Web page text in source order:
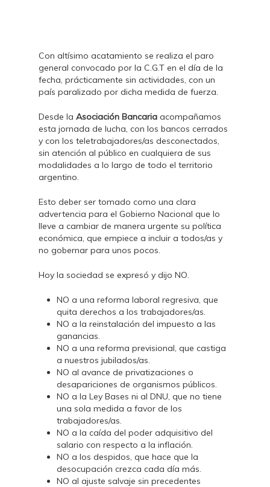
Con altísimo acatamiento se realiza el paro
general convocado por la C.G.T en el día de la
fecha, prácticamente sin actividades, con un
país paralizado por dicha medida de fuerza.
Desde laAsociación Bancaria acompañamos
esta jornada de lucha, con los bancos cerrados
y con los teletrabajadores/as desconectados,
sin atención al público en cualquiera de sus
modalidades a lo largo de todo el territorio
argentino.
Esto deber ser tomado como una clara
advertencia para el Gobierno Nacional que lo
lleve a cambiar de manera urgente su política
económica, que empiece a incluir a todos/as y
no gobernar para unos pocos.
Hoy la sociedad se expresó y dijo NO.
NO a una reforma laboral regresiva, que
quita derechos a los trabajadores/as.
NO a la reinstalación del impuesto a las
ganancias.
NO a una reforma previsional, que castiga
a nuestros jubilados/as.
NO al avance de privatizaciones o
desapariciones de organismos públicos.
NO a la Ley Bases ni al DNU, que no tiene
una sola medida a favor de los
trabajadores/as.
NO a la caída del poder adquisitivo del
salario con respecto a la inflación.
NO a los despidos, que hace que la
desocupación crezca cada día más.
NO al ajuste salvaje sin precedentes